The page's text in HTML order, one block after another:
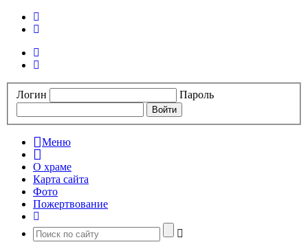
Логин Пароль
Меню
О храме
Карта сайта
Фото
Пожертвование